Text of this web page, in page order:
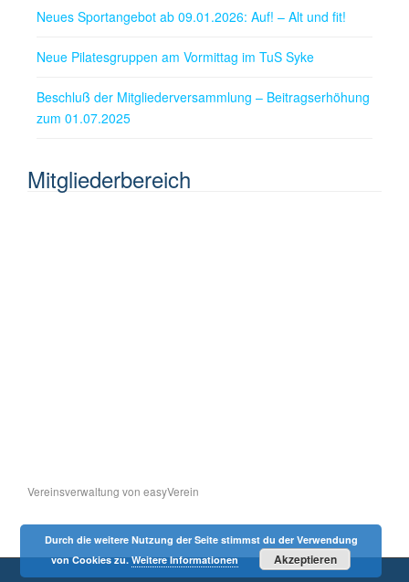
Neues Sportangebot ab 09.01.2026: Auf! – Alt und fit!
Neue Pilatesgruppen am Vormittag im TuS Syke
Beschluß der Mitgliederversammlung – Beitragserhöhung
zum 01.07.2025
Mitgliederbereich
Vereinsverwaltung von easyVerein
Durch die weitere Nutzung der Seite stimmst du der Verwendung
von Cookies zu.Weitere Informationen Akzeptieren